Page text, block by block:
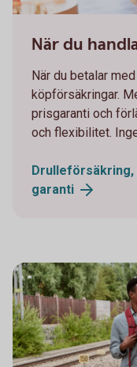
När du
När du betalar
köpförsäkringar.
prisgaranti och
och flexibilitet.
garanti